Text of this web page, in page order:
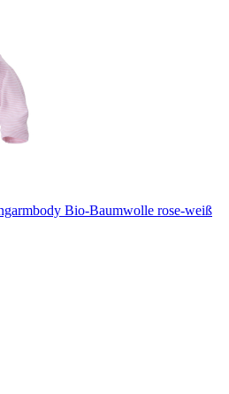
Bio-Baumwolle rose-weiß